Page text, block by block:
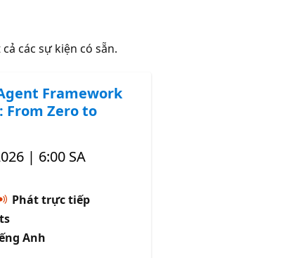
các sự kiện có sẵn.
Framework
From Zero to
| 6:00 SA
Phát trực tiếp
Anh